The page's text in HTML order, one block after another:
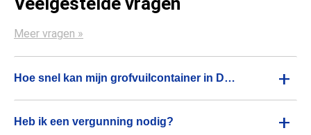
Meer vragen »
Hoe snel kan mijn grofvuilcontainer in Den Haag geplaatst worden? +
Heb ik een vergunning nodig? +